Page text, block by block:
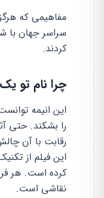
مفاهیمی که
سراسر جهان با
کردند.
چرا نام تو
این انیمه
را بشکند. حتی
رقابت با آن
این فیلم از
کرده است. هر
نقاشی است.